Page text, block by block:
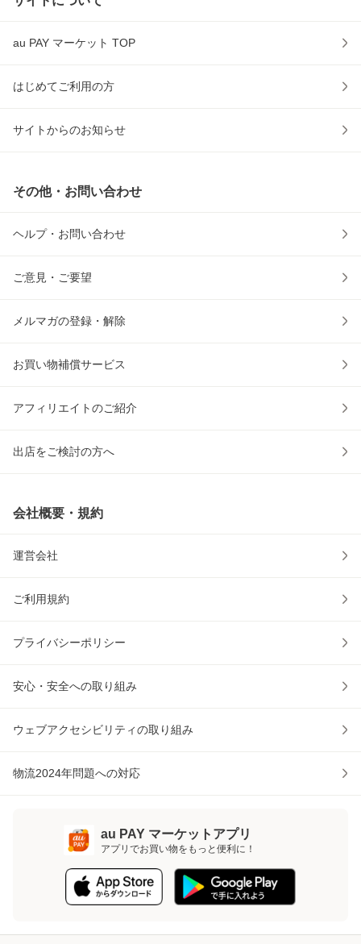
au PAY マーケット TOP
はじめてご利用の方
サイトからのお知らせ
その他・お問い合わせ
ヘルプ・お問い合わせ
ご意見・ご要望
メルマガの登録・解除
お買い物補償サービス
アフィリエイトのご紹介
出店をご検討の方へ
会社概要・規約
運営会社
ご利用規約
プライバシーポリシー
安心・安全への取り組み
ウェブアクセシビリティの取り組み
物流2024年問題への対応
au PAY マーケットアプリ
アプリでお買い物をもっと便利に！